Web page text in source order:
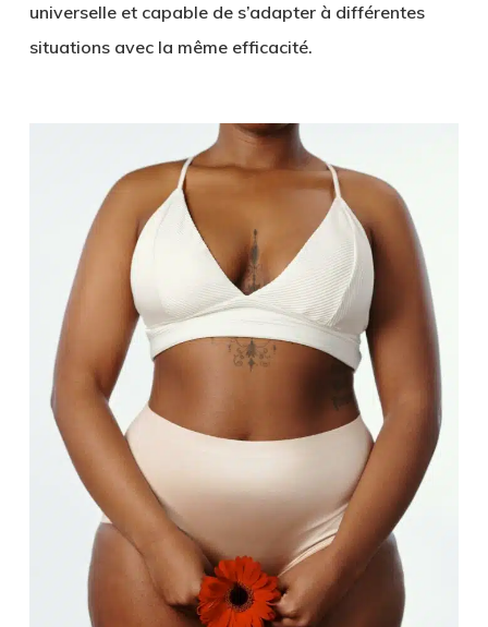
universelle et capable de s’adapter à différentes
situations avec la même efficacité.